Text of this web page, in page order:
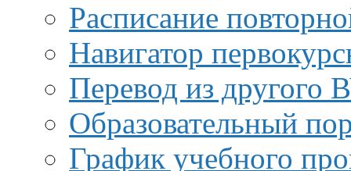
Расписание
Навигатор
Перевод из другого
Образовательный
График учебного